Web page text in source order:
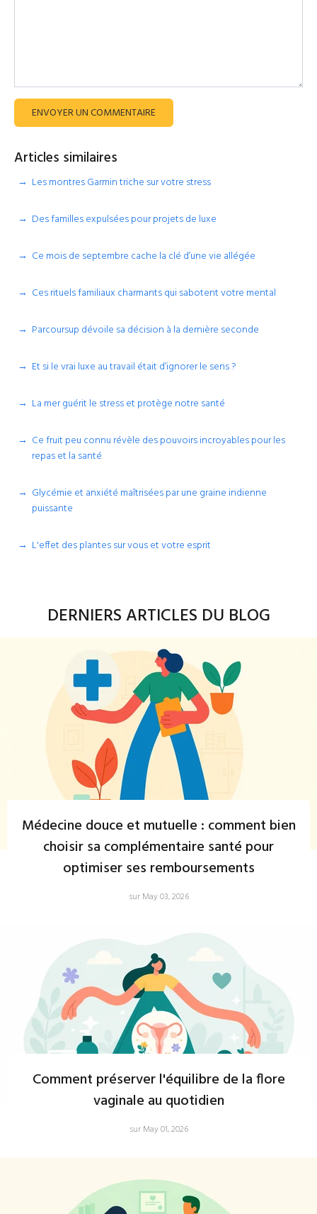
ENVOYER UN COMMENTAIRE
Articles similaires
Les montres Garmin triche sur votre stress
Des familles expulsées pour projets de luxe
Ce mois de septembre cache la clé d’une vie allégée
Ces rituels familiaux charmants qui sabotent votre mental
Parcoursup dévoile sa décision à la dernière seconde
Et si le vrai luxe au travail était d’ignorer le sens ?
La mer guérit le stress et protège notre santé
Ce fruit peu connu révèle des pouvoirs incroyables pour les
repas et la santé
Glycémie et anxiété maîtrisées par une graine indienne
puissante
L'effet des plantes sur vous et votre esprit
DERNIERS ARTICLES DU BLOG
Médecine douce et mutuelle : comment bien
choisir sa complémentaire santé pour
optimiser ses remboursements
sur May 03, 2026
Comment préserver l'équilibre de la flore
vaginale au quotidien
sur May 01, 2026